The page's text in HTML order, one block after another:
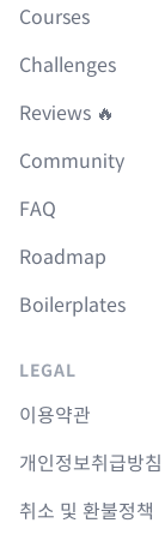
Courses
Challenges
Reviews 🔥
Community
FAQ
Roadmap
Boilerplates
LEGAL
이용약관
개인정보취급방침
취소 및 환불정책